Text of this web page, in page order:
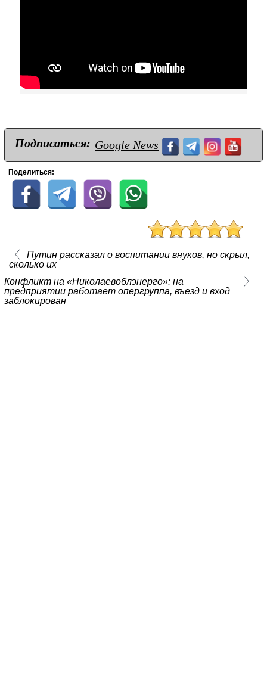
Подписаться: Google News
Поделиться:
Путин рассказал о воспитании внуков, но скрыл,
сколько их
Конфликт на «Николаевоблэнерго»: на
предприятии работает опергруппа, въезд и вход
заблокирован